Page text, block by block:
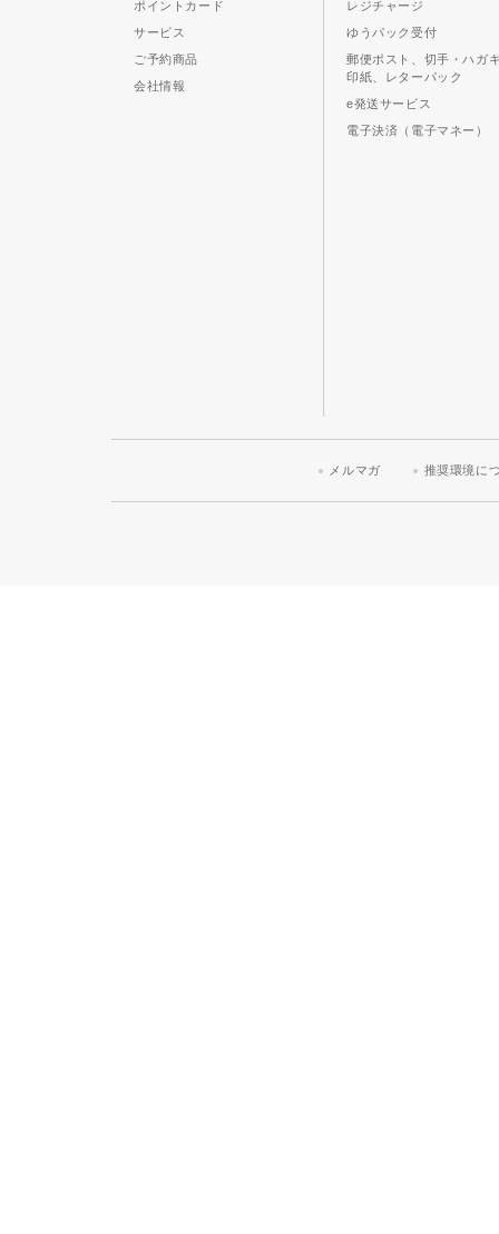
ポイントカード
サービス
ご予約商品
会社情報
レジチャージ
ゆうパック受付
郵便ポスト、切手・ハガ
印紙、レターパック
e発送サービス
電子決済（電子マネー）
メルマガ 推奨環境に